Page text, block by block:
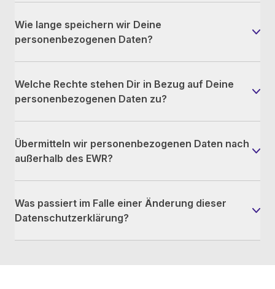
Wie lange speichern wir Deine
personenbezogenen Daten?
Welche Rechte stehen Dir in Bezug auf Deine
personenbezogenen Daten zu?
Übermitteln wir personenbezogenen Daten nach
außerhalb des EWR?
Was passiert im Falle einer Änderung dieser
Datenschutzerklärung?